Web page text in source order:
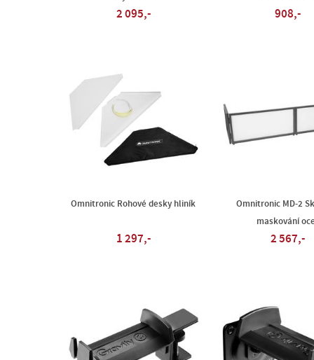
2 095,- 908,-
Omnitronic Rohové desky hliník
1 297,-
Omnitronic MD-2
maskování
2 567,-